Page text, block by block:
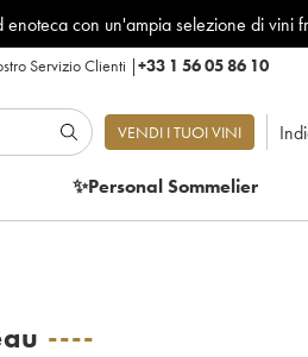
con un'ampia selezione di vini
Servizio Clienti |+33 1 56 05 86 10
VENDI I TUOI VINI
✨Personal Sommelier
----